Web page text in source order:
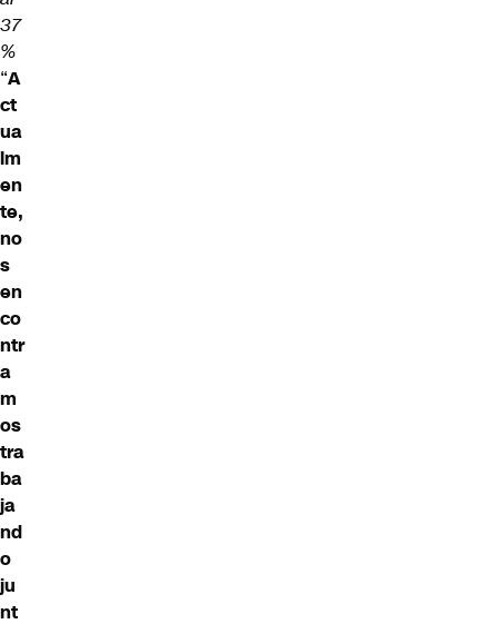
37
%
“A
ct
ua
lm
en
te,
no
s
en
co
ntr
a
m
os
tra
ba
ja
nd
o
ju
nt